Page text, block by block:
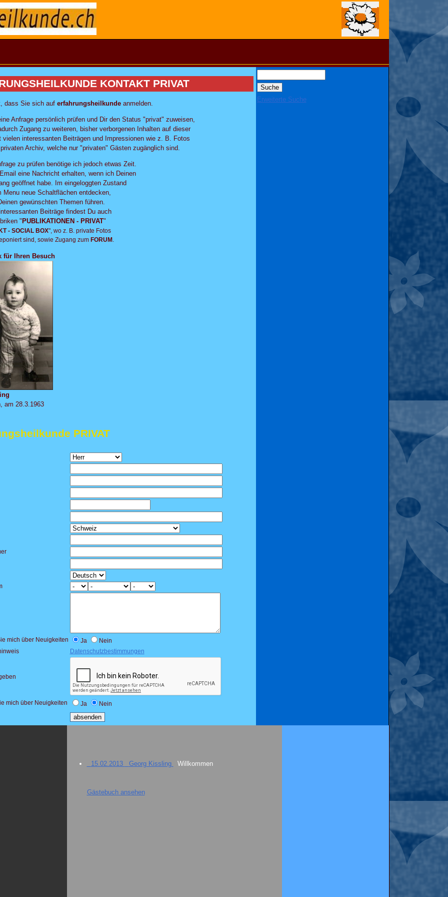
KONTAKT PRIVAT
dass Sie sich auf erfahrungsheilkundeanmelden.
Anfrage persönlich prüfen und Dir den Status "privat" zuweisen,
Zugang zu weiteren, bisher verborgenen Inhalten auf dieser
vielen interessanten Beiträgen und Impressionen wie z. B. Fotos
Archiv, welche nur "privaten" Gästen zugänglich sind.
zu prüfen benötige ich jedoch etwas Zeit.
eine Nachricht erhalten, wenn ich Deinen
geöffnet habe. Im eingeloggten Zustand
Menu neue Schaltflächen entdecken,
gewünschten Themen führen.
Beiträge findest Du auch
" PUBLIKATIONEN - PRIVAT"
- SOCIAL BOX", wo z. B. private Fotos
sind, sowie Zugang zum FORUM .
für Ihren Besuch
am 28.3.1963
PRIVAT
mich über Neuigkeiten Ja
Nein
Datenschutzbestimmungen
mich über Neuigkeiten Ja Nein
Erweiterte Suche
15.02.2013 Georg Kissling Willkommen
Gästebuch ansehen